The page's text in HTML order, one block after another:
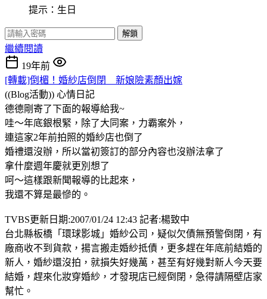
提示：生日
解鎖
繼續閱讀
19年前
[轉載]倒楣！婚紗店倒閉 新娘險素顏出嫁
((Blog活動)) 心情日記
德德剛寄了下面的報導給我~
哇～年底銀根緊，除了大同案，力霸案外，
連這家2年前拍照的婚紗店也倒了
婚禮還沒辦，所以當初簽訂的部分內容也沒辦法拿了
拿什麼週年慶就更別想了
呵～這樣跟新聞報導的比起來，
我還不算是最慘的。
TVBS更新日期:2007/01/24 12:43 記者:楊致中
台北縣板橋「環球影城」婚紗公司，疑似欠債無預警倒閉，有
廠商收不到貨款，揚言搬走婚紗抵債，更多趕在年底前結婚的
新人，婚紗還沒拍，就損失好幾萬，甚至有好幾對新人今天要
結婚，趕來化妝穿婚紗，才發現店已經倒閉，急得請隔壁店家
幫忙。